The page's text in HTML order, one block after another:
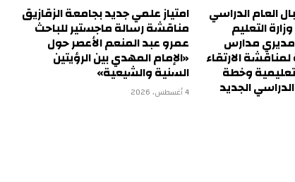
العام الدراسي
التعليم
مديري مدارس
لمناقشة الارتقاء
وخطة
الجديد
امتياز علمي جديد بجامعة الزقازيق
مناقشة رسالة ماجستير للباحث
عمرو عبد المنعم الأعصر حول
«الإمام المهدي بين الرؤيتين
السنية والشيعية»
4 أغسطس، 2026